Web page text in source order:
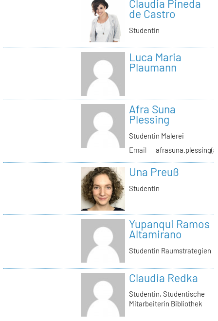
Claudia Pineda
de Castro
Studentin
Luca Maria
Plaumann
Afra Suna
Plessing
Studentin Malerei
Email
Una Preuß
Studentin
Yupanqui Ramos
Altamirano
Studentin Raumstrategien
Claudia Redka
Studentin, Studentische
Mitarbeiterin Bibliothek